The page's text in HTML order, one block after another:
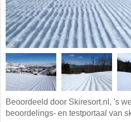
Beoordeeld door Skiresort.nl, 's
beoordelings- en testportaal van